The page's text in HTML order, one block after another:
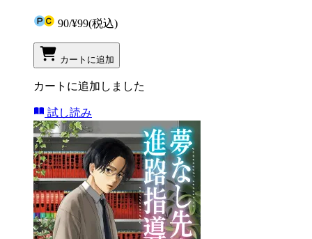
90/¥99(税込)
カートに追加
カートに追加しました
試し読み